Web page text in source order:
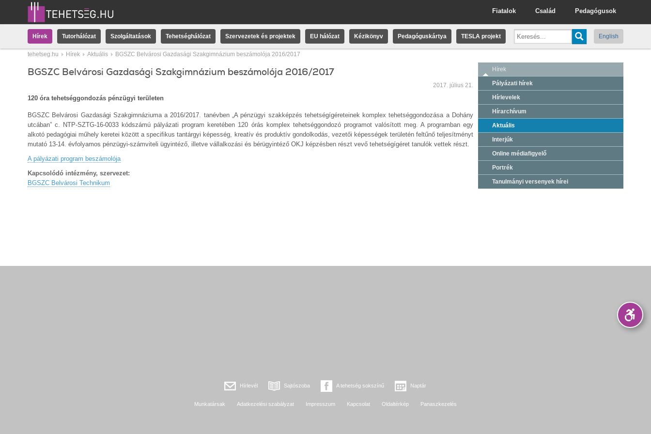
Pedagógusok
Család
Fiatalok
Hírek Tutorhálózat Szolgáltatások Tehetséghálózat Szervezetek és projektek EU hálózat Kézikönyv Pedagóguskártya TESLA projekt English
tehetseg.hu Hírek Aktuális BGSZC Belvárosi Gazdasági Szakgimnázium beszámolója 2016/2017
BGSZC Belvárosi Gazdasági Szakgimnázium beszámolója 2016/2017
2017. július 21.
120 óra tehetséggondozás pénzügyi területen
BGSZC Belvárosi Gazdasági Szakgimnáziuma a 2016/2017. tanévben „A pénzügyi szakképzés tehetségígéreteinek komplex tehetséggondozása a Dohány
utcában” c. NTP-SZTG-16-0033 kódszámú pályázati program keretében 120 órás komplex tehetséggondozó programot valósított meg. A programban egy
alkotó pedagógiai műhely keretei között a specifikus tantárgyi képesség, kreatív és produktív gondolkodás, vezetői képességek területén feltűnő teljesítményt
mutató 13-14. évfolyamos pénzügyi-számviteli ügyintéző, illetve vállalkozási és bérügyintéző OKJ képzésben részt vevő tehetségígéret tanulók vettek részt.
A pályázati program beszámolója
Kapcsolódó intézmény, szervezet:
BGSZC Belvárosi Technikum
Hírek
Pályázati hírek
Hírlevelek
Hírarchívum
Aktuális
Interjúk
Online médiafigyelő
Portrék
Tanulmányi versenyek hírei
Hírlevél Sajtószoba A tehetség sokszínű Naptár
Munkatársak Adatkezelési szabályzat Impresszum Kapcsolat Oldaltérkép Panaszkezelés